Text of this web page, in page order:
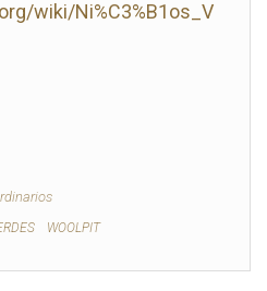
wiki/Ni%C3%B1os_V
WOOLPIT